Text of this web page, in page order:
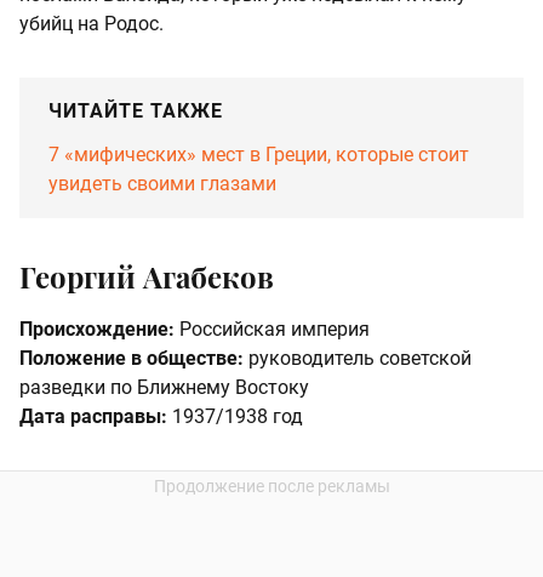
убийц на Родос.
ЧИТАЙТЕ ТАКЖЕ
7 «мифических» мест в Греции, которые стоит
увидеть своими глазами
Георгий Агабеков
Происхождение: Российская империя
Положение в обществе: руководитель советской
разведки по Ближнему Востоку
Дата расправы: 1937/1938 год